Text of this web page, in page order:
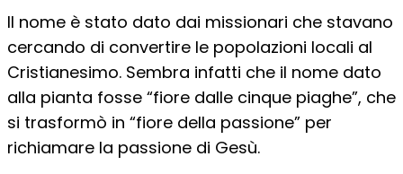
Il nome è stato dato dai missionari che stavano
cercando di convertire le popolazioni locali al
Cristianesimo. Sembra infatti che il nome dato
alla pianta fosse “fiore dalle cinque piaghe”, che
si trasformò in “fiore della passione” per
richiamare la passione di Gesù.